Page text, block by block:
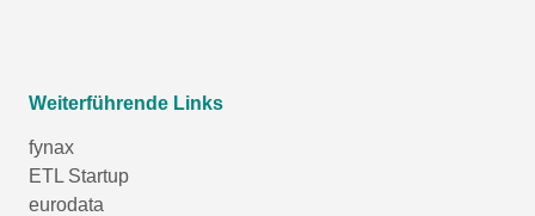
Weiterführende Links
fynax
ETL Startup
eurodata